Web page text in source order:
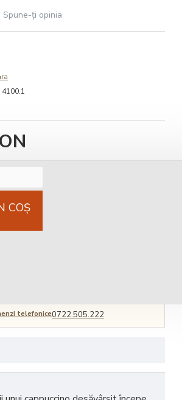
Spune-ţi opinia
4100.1
COŞ
National 25Lei locker 25 lei
telefonice0722.505.222